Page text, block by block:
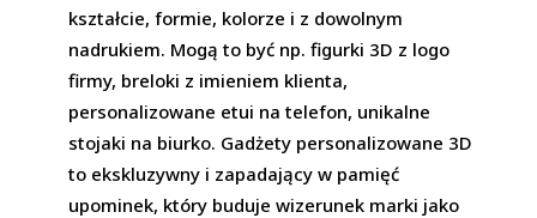
kształcie, formie, kolorze i z dowolnym
nadrukiem. Mogą to być np. figurki 3D z logo
firmy, breloki z imieniem klienta,
personalizowane etui na telefon, unikalne
stojaki na biurko. Gadżety personalizowane 3D
to ekskluzywny i zapadający w pamięć
upominek, który buduje wizerunek marki jako